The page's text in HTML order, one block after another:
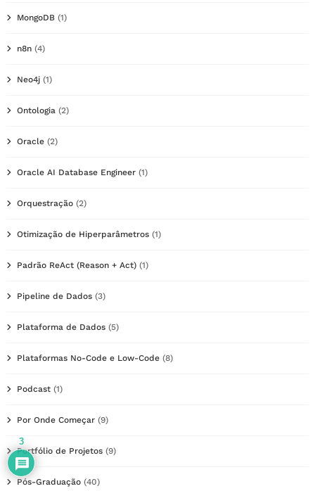
MongoDB (1)
n8n (4)
Neo4j (1)
Ontologia (2)
Oracle (2)
Oracle AI Database Engineer (1)
Orquestração (2)
Otimização de Hiperparâmetros (1)
Padrão ReAct (Reason + Act) (1)
Pipeline de Dados (3)
Plataforma de Dados (5)
Plataformas No-Code e Low-Code (8)
Podcast (1)
Por Onde Começar (9)
Portfólio de Projetos (9)
Pós-Graduação (40)
3